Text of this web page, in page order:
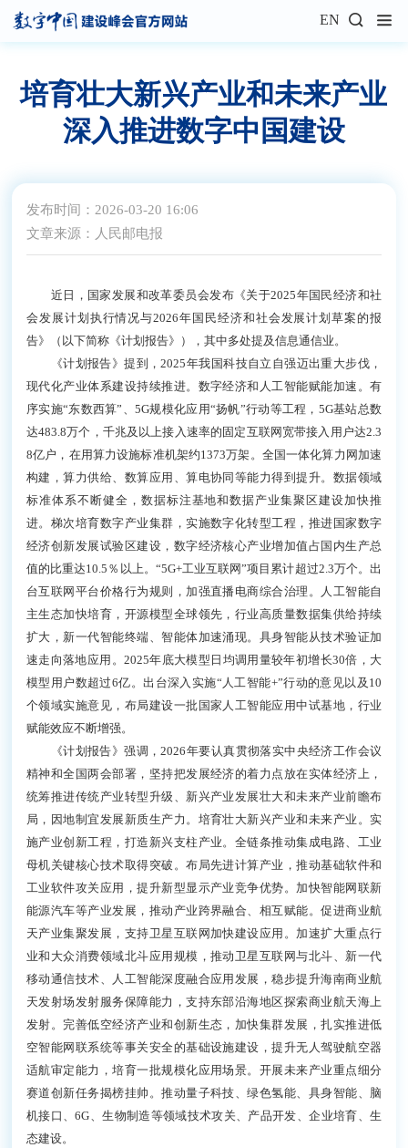
EN
培育壮大新兴产业和未来产业
深入推进数字中国建设
发布时间：2026-03-20 16:06
文章来源：人民邮电报
近日，国家发展和改革委员会发布《关于2025年国民经济和社
会发展计划执行情况与2026年国民经济和社会发展计划草案的报
告》（以下简称《计划报告》），其中多处提及信息通信业。
《计划报告》提到，2025年我国科技自立自强迈出重大步伐，
现代化产业体系建设持续推进。数字经济和人工智能赋能加速。有
序实施“东数西算”、5G规模化应用“扬帆”行动等工程，5G基站总数
达483.8万个，千兆及以上接入速率的固定互联网宽带接入用户达2.3
8亿户，在用算力设施标准机架约1373万架。全国一体化算力网加速
构建，算力供给、数算应用、算电协同等能力得到提升。数据领域
标准体系不断健全，数据标注基地和数据产业集聚区建设加快推
进。梯次培育数字产业集群，实施数字化转型工程，推进国家数字
经济创新发展试验区建设，数字经济核心产业增加值占国内生产总
值的比重达10.5％以上。“5G+工业互联网”项目累计超过2.3万个。出
台互联网平台价格行为规则，加强直播电商综合治理。人工智能自
主生态加快培育，开源模型全球领先，行业高质量数据集供给持续
扩大，新一代智能终端、智能体加速涌现。具身智能从技术验证加
速走向落地应用。2025年底大模型日均调用量较年初增长30倍，大
模型用户数超过6亿。出台深入实施“人工智能+”行动的意见以及10
个领域实施意见，布局建设一批国家人工智能应用中试基地，行业
赋能效应不断增强。
《计划报告》强调，2026年要认真贯彻落实中央经济工作会议
精神和全国两会部署，坚持把发展经济的着力点放在实体经济上，
统筹推进传统产业转型升级、新兴产业发展壮大和未来产业前瞻布
局，因地制宜发展新质生产力。培育壮大新兴产业和未来产业。实
施产业创新工程，打造新兴支柱产业。全链条推动集成电路、工业
母机关键核心技术取得突破。布局先进计算产业，推动基础软件和
工业软件攻关应用，提升新型显示产业竞争优势。加快智能网联新
能源汽车等产业发展，推动产业跨界融合、相互赋能。促进商业航
天产业集聚发展，支持卫星互联网加快建设应用。加速扩大重点行
业和大众消费领域北斗应用规模，推动卫星互联网与北斗、新一代
移动通信技术、人工智能深度融合应用发展，稳步提升海南商业航
天发射场发射服务保障能力，支持东部沿海地区探索商业航天海上
发射。完善低空经济产业和创新生态，加快集群发展，扎实推进低
空智能网联系统等事关安全的基础设施建设，提升无人驾驶航空器
适航审定能力，培育一批规模化应用场景。开展未来产业重点细分
赛道创新任务揭榜挂帅。推动量子科技、绿色氢能、具身智能、脑
机接口、6G、生物制造等领域技术攻关、产品开发、企业培育、生
态建设。